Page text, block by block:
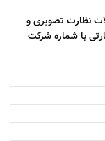
نظارت تصویری و
با شماره شرکت